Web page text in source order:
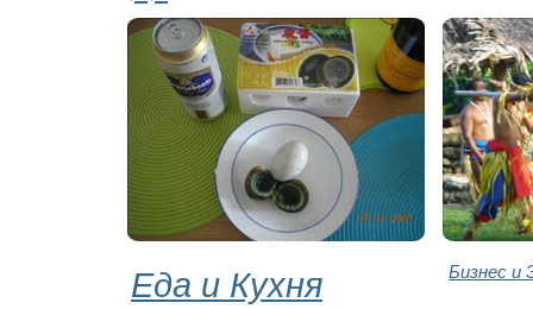
Еда и Кухня Бизнес и